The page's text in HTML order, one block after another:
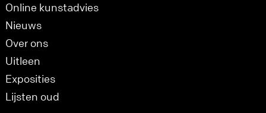
Online kunstadvies
Nieuws
Over ons
Uitleen
Exposities
Lijsten oud